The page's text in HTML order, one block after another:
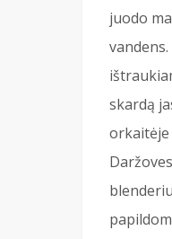
juodo
skardą
orkaitėje